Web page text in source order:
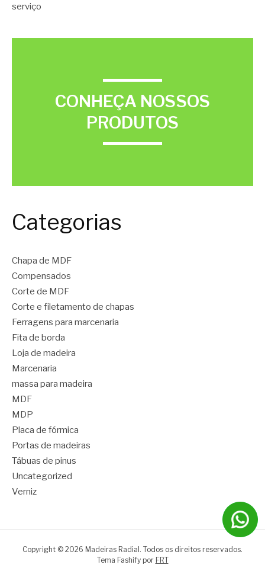
serviço
CONHEÇA NOSSOS
PRODUTOS
Categorias
Chapa de MDF
Compensados
Corte de MDF
Corte e filetamento de chapas
Ferragens para marcenaria
Fita de borda
Loja de madeira
Marcenaria
massa para madeira
MDF
MDP
Placa de fórmica
Portas de madeiras
Tábuas de pinus
Uncategorized
Verniz
Copyright © 2026 Madeiras Radial. Todos os direitos reservados.
Tema Fashify por FRT